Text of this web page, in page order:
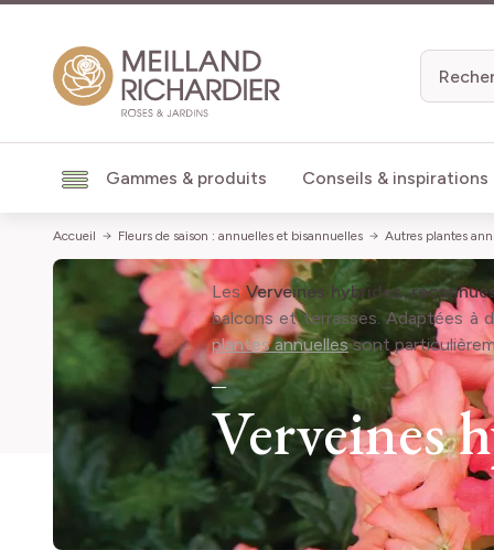
Gammes & produits Conseils & inspirations
Accueil Fleurs de saison : annuelles et bisannuelles Autres plantes
LesVerveines hybrides,
balcons et terrasses. Adaptées
plantes annuellessont
Verveines